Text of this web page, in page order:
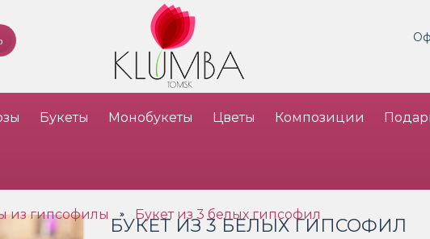
Букеты Монобукеты Цветы Композиции
из гипсофилы » Букет из 3 белых гипсофил
БУКЕТ ИЗ 3 БЕЛЫХ ГИПСОФИЛ